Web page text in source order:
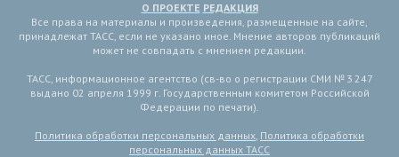
О ПРОЕКТЕ РЕДАКЦИЯ
Все права на материалы и произведения, размещенные на сайте,
принадлежат ТАСС, если не указано иное. Мнение авторов публикаций
может не совпадать с мнением редакции.
ТАСС, информационное агентство (св-во о регистрации СМИ № 3 247
выдано 02 апреля 1999 г. Государственным комитетом Российской
Федерации по печати).
Политика обработки персональных данных, Политика обработки
персональных данных ТАСС